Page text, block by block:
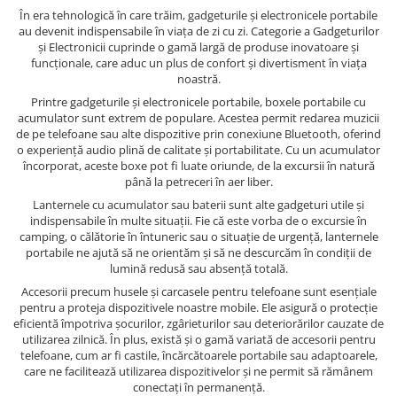
În era tehnologică în care trăim, gadgeturile și electronicele portabile
au devenit indispensabile în viața de zi cu zi. Categorie a Gadgeturilor
și Electronicii cuprinde o gamă largă de produse inovatoare și
funcționale, care aduc un plus de confort și divertisment în viața
noastră.
Printre gadgeturile și electronicele portabile, boxele portabile cu
acumulator sunt extrem de populare. Acestea permit redarea muzicii
de pe telefoane sau alte dispozitive prin conexiune Bluetooth, oferind
o experiență audio plină de calitate și portabilitate. Cu un acumulator
încorporat, aceste boxe pot fi luate oriunde, de la excursii în natură
până la petreceri în aer liber.
Lanternele cu acumulator sau baterii sunt alte gadgeturi utile și
indispensabile în multe situații. Fie că este vorba de o excursie în
camping, o călătorie în întuneric sau o situație de urgență, lanternele
portabile ne ajută să ne orientăm și să ne descurcăm în condiții de
lumină redusă sau absență totală.
Accesorii precum husele și carcasele pentru telefoane sunt esențiale
pentru a proteja dispozitivele noastre mobile. Ele asigură o protecție
eficientă împotriva șocurilor, zgârieturilor sau deteriorărilor cauzate de
utilizarea zilnică. În plus, există și o gamă variată de accesorii pentru
telefoane, cum ar fi castile, încărcătoarele portabile sau adaptoarele,
care ne facilitează utilizarea dispozitivelor și ne permit să rămânem
conectați în permanență.